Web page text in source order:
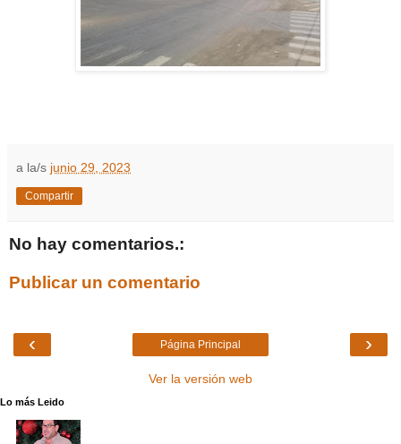
a la/s junio 29, 2023
Compartir
No hay comentarios.:
Publicar un comentario
‹ ›
Página Principal
Ver la versión web
Lo más Leido